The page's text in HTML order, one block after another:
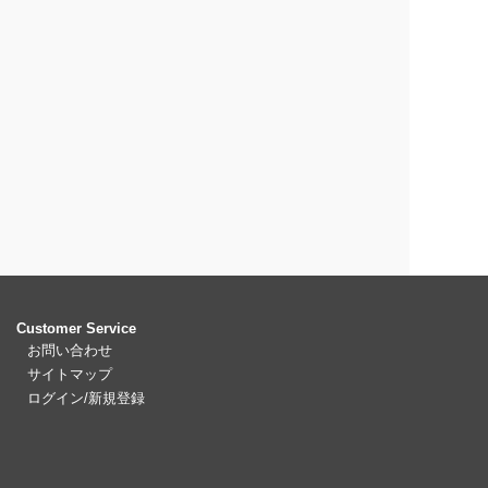
Customer Service
お問い合わせ
サイトマップ
ログイン/新規登録